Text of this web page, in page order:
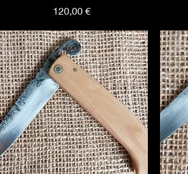
Prix
120,00 €